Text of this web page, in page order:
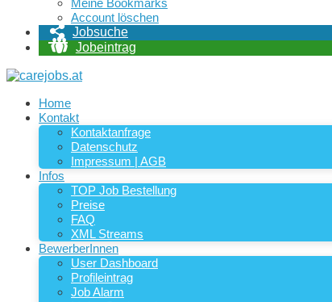
Meine Bookmarks
Account löschen
Jobsuche
Jobeintrag
Home
Kontakt
Kontaktanfrage
Datenschutz
Impressum | AGB
Infos
TOP Job Bestellung
Preise
FAQ
XML Streams
BewerberInnen
User Dashboard
Profileintrag
Job Alarm